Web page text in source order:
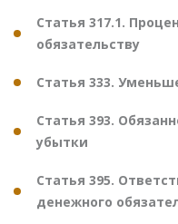
Статья 317.1.
обязательству
Статья 333.
Статья 393.
убытки
Статья 395.
денежного